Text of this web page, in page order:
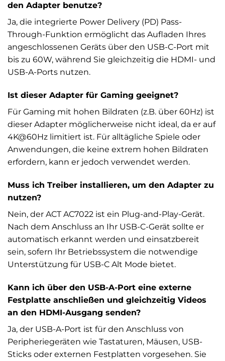
den Adapter benutze?
Ja, die integrierte Power Delivery (PD) Pass-
Through-Funktion ermöglicht das Aufladen Ihres
angeschlossenen Geräts über den USB-C-Port mit
bis zu 60W, während Sie gleichzeitig die HDMI- und
USB-A-Ports nutzen.
Ist dieser Adapter für Gaming geeignet?
Für Gaming mit hohen Bildraten (z.B. über 60Hz) ist
dieser Adapter möglicherweise nicht ideal, da er auf
4K@60Hz limitiert ist. Für alltägliche Spiele oder
Anwendungen, die keine extrem hohen Bildraten
erfordern, kann er jedoch verwendet werden.
Muss ich Treiber installieren, um den Adapter zu
nutzen?
Nein, der ACT AC7022 ist ein Plug-and-Play-Gerät.
Nach dem Anschluss an Ihr USB-C-Gerät sollte er
automatisch erkannt werden und einsatzbereit
sein, sofern Ihr Betriebssystem die notwendige
Unterstützung für USB-C Alt Mode bietet.
Kann ich über den USB-A-Port eine externe
Festplatte anschließen und gleichzeitig Videos
an den HDMI-Ausgang senden?
Ja, der USB-A-Port ist für den Anschluss von
Peripheriegeräten wie Tastaturen, Mäusen, USB-
Sticks oder externen Festplatten vorgesehen. Sie